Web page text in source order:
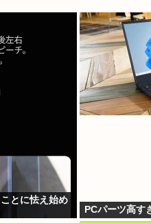
とに怯え始め
PCパーツ高す